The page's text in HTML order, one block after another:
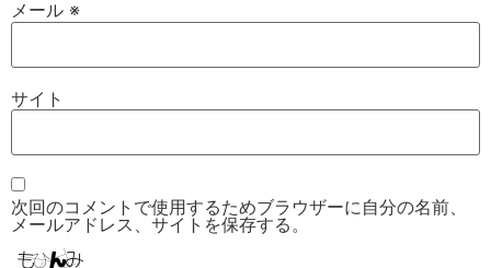
メール ※
サイト
次回のコメントで使用するためブラウザーに自分の名前、
メールアドレス、サイトを保存する。